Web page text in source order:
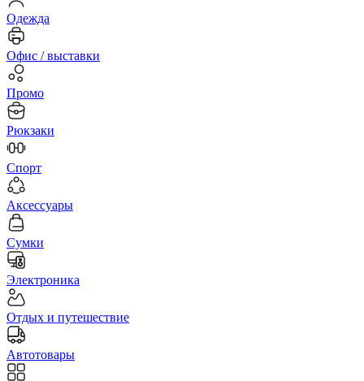
Одежда
Офис / выставки
Промо
Рюкзаки
Спорт
Аксессуары
Сумки
Электроника
Отдых и путешествие
Автотовары